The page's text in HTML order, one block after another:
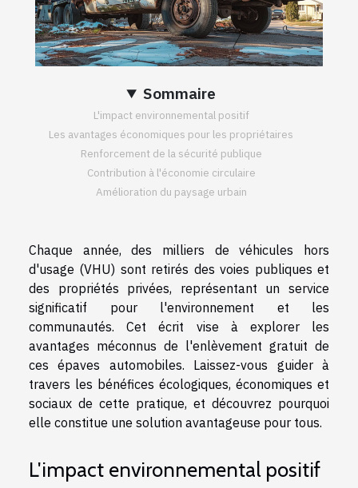
Sommaire
L'impact environnemental positif
Les avantages économiques pour les propriétaires
Renforcement de la sécurité publique
Contribution à l'économie circulaire
Amélioration du paysage urbain
Chaque année, des milliers de véhicules hors
d'usage (VHU) sont retirés des voies publiques et
des propriétés privées, représentant un service
significatif pour l'environnement et les
communautés. Cet écrit vise à explorer les
avantages méconnus de l'enlèvement gratuit de
ces épaves automobiles. Laissez-vous guider à
travers les bénéfices écologiques, économiques et
sociaux de cette pratique, et découvrez pourquoi
elle constitue une solution avantageuse pour tous.
L'impact environnemental positif